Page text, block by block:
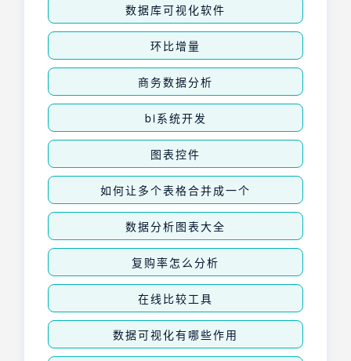
数据库可视化软件
环比增量
商务数据分析
bi系统开发
图表控件
如何让多个表格合并成一个
数据分析图表大全
复购率怎么分析
在线比较工具
数据可视化有哪些作用